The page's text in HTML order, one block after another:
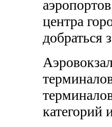
центра
добраться
категорий